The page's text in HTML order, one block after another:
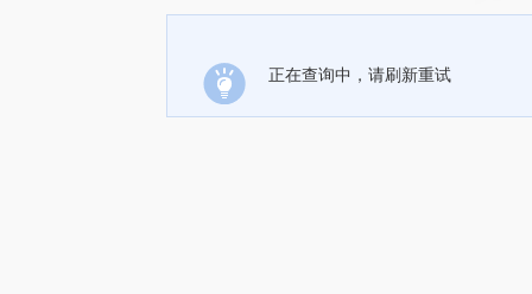
正在查询中，请刷新重试